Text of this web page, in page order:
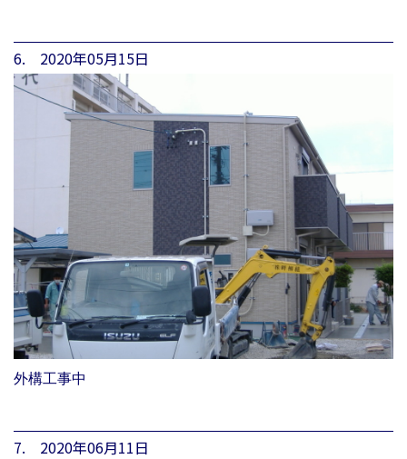
6. 2020年05月15日
外構工事中
7. 2020年06月11日